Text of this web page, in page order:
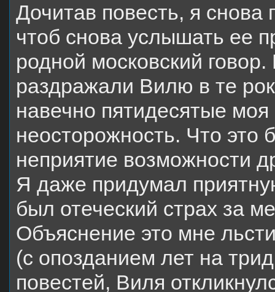
Дочитав повесть, я снова
чтоб снова услышать ее
родной московский
раздражали Вилю в те
навечно пятидесятые моя
неосторожность. Что это
неприятие возможности
Я даже придумал
был отеческий страх за
Объяснение это мне
(с опозданием лет на
повестей, Виля